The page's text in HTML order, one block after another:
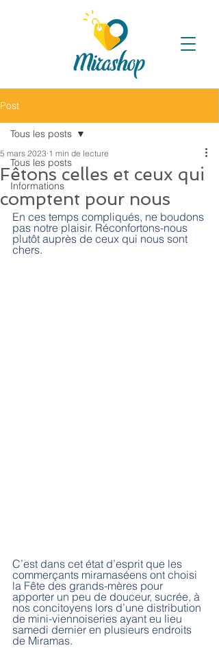
Post
Tous les posts
Informations
Tous les posts
Fêtons celles et ceux qui
comptent pour nous
5 mars 2023 1 min de lecture
En ces temps compliqués, ne boudons
pas notre plaisir. Réconfortons-nous
plutôt auprès de ceux qui nous sont
chers.
C’est dans cet état d’esprit que les
commerçants miramaséens ont choisi
la Fête des grands-mères pour
apporter un peu de douceur, sucrée, à
nos concitoyens lors d’une distribution
de mini-viennoiseries ayant eu lieu
samedi dernier en plusieurs endroits
de Miramas.